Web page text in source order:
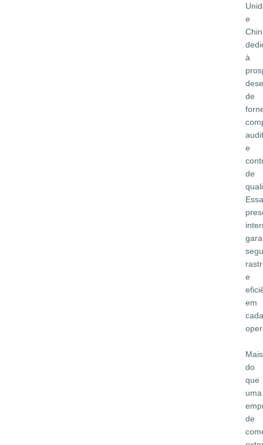
e
à
de
e
de
Essa
e
em
cada
Mais
do
que
uma
de